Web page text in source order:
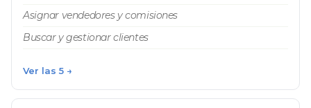
Asignar vendedores y comisiones
Buscar y gestionar clientes
Ver las 5 →